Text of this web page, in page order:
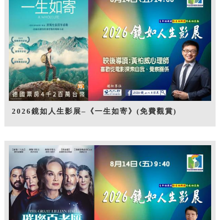
2026鏡如人生影展–《一生如寄》(免費觀賞)